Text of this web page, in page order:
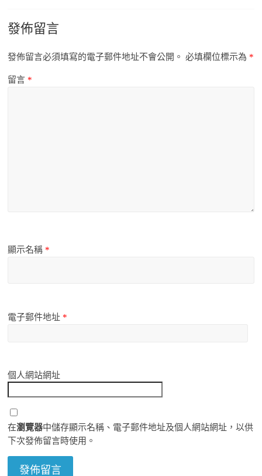
發佈留言
發佈留言必須填寫的電子郵件地址不會公開。 必填欄位標示為 *
留言 *
顯示名稱 *
電子郵件地址 *
個人網站網址
在瀏覽器中儲存顯示名稱、電子郵件地址及個人網站網址，以供
下次發佈留言時使用。